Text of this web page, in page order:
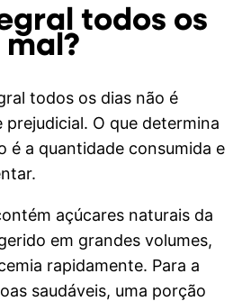
todos os
todos os dias não é
prejudicial. O que determina
é a quantidade consumida e
açúcares naturais da
em grandes volumes,
rapidamente. Para a
saudáveis, uma porção